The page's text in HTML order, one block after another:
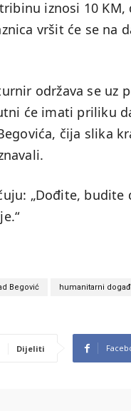
iznosi 10
vršit će se na
održava se uz
će imati priliku
čija slika
„Dođite,
Begović humanitarni
Dijeliti